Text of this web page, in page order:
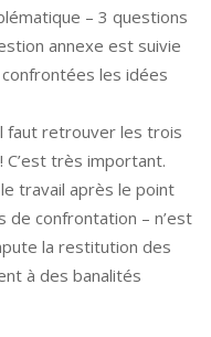
– 3 questions
annexe est suivie
les idées
faut retrouver les trois
C’est très important.
travail après le point
confrontation – n’est
la restitution des
à des banalités